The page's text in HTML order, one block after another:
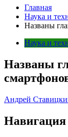
Главная
Наука и
Названы
Наука и
Названы
Андрей
Навигация